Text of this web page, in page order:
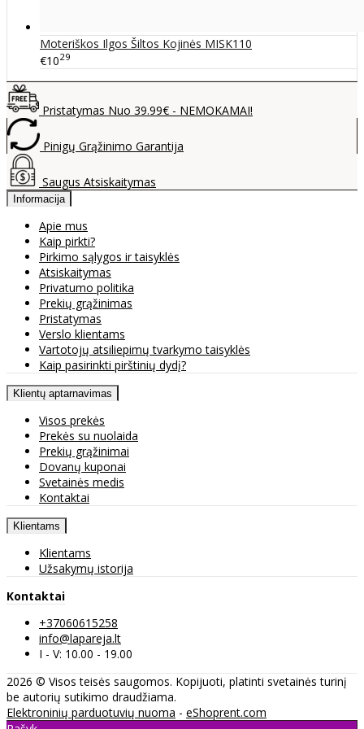
Moteriškos Ilgos Šiltos Kojinės MISK110
€1029
Pristatymas Nuo 39.99€ - NEMOKAMAI!
Pinigų Grąžinimo Garantija
Saugus Atsiskaitymas
Informacija
Apie mus
Kaip pirkti?
Pirkimo sąlygos ir taisyklės
Atsiskaitymas
Privatumo politika
Prekių grąžinimas
Pristatymas
Verslo klientams
Vartotojų atsiliepimų tvarkymo taisyklės
Kaip pasirinkti pirštinių dydį?
Klientų aptarnavimas
Visos prekės
Prekės su nuolaida
Prekių grąžinimai
Dovanų kuponai
Svetainės medis
Kontaktai
Klientams
Klientams
Užsakymų istorija
Kontaktai
+37060615258
info@lapareja.lt
I - V: 10.00 - 19.00
2026 © Visos teisės saugomos. Kopijuoti, platinti svetainės turinį
be autorių sutikimo draudžiama.
Elektroninių parduotuvių nuoma - eShoprent.com